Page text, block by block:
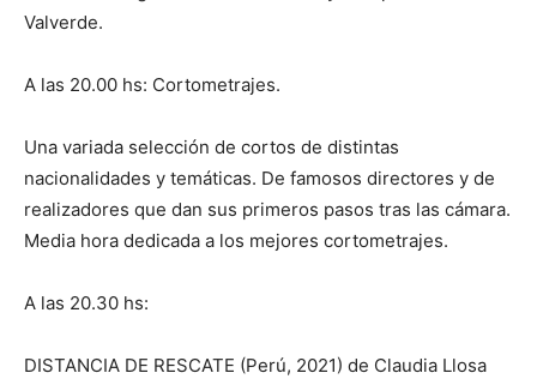
Valverde.
A las 20.00 hs: Cortometrajes.
Una variada selección de cortos de distintas
nacionalidades y temáticas. De famosos directores y de
realizadores que dan sus primeros pasos tras las cámara.
Media hora dedicada a los mejores cortometrajes.
A las 20.30 hs:
DISTANCIA DE RESCATE (Perú, 2021) de Claudia Llosa